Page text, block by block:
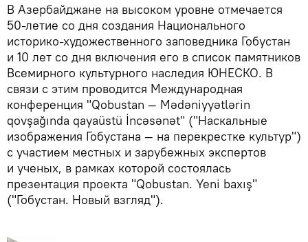
В Азербайджане на высоком уровне отмечается
50-летие со дня создания Национального
историко-художественного заповедника Гобустан
и 10 лет со дня включения его в список памятников
Всемирного культурного наследия ЮНЕСКО. В
связи с этим проводится Международная
конференция "Qobustan — Mədəniyyətlərin
qovşağında qayaüstü İncəsənət" ("Наскальные
изображения Гобустана — на перекрестке культур")
с участием местных и зарубежных экспертов
и ученых, в рамках которой состоялась
презентация проекта "Qobustan. Yeni baxış"
("Гобустан. Новый взгляд").